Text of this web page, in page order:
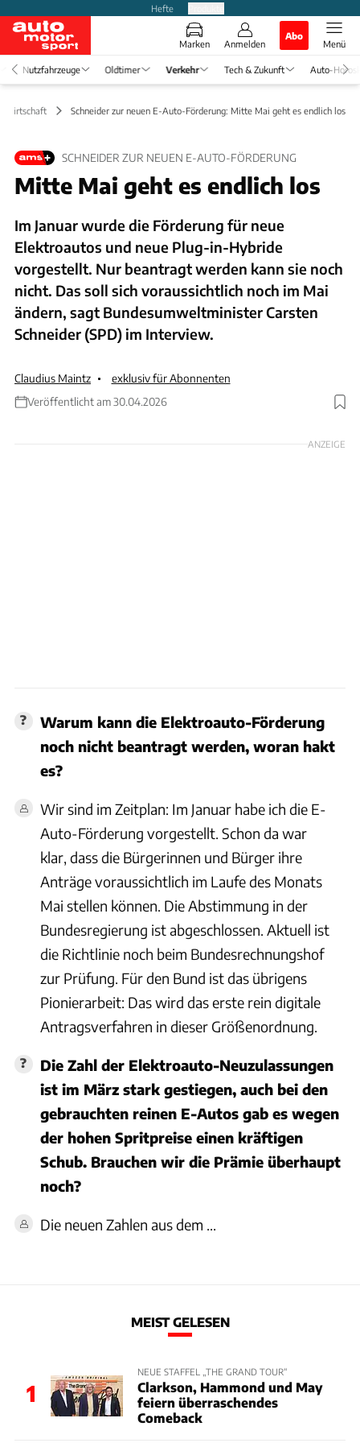
Hefte
Marken Anmelden
Abo
Menü
Nutzfahrzeuge Oldtimer Verkehr Tech & Zukunft Auto-
Wirtschaft Schneider zur neuen E-Auto-Förderung: Mitte Mai geht es endlich los
SCHNEIDER ZUR NEUEN E-AUTO-FÖRDERUNG
Mitte Mai geht es endlich los
Im Januar wurde die Förderung für neue
Elektroautos und neue Plug-in-Hybride
vorgestellt. Nur beantragt werden kann sie noch
nicht. Das soll sich voraussichtlich noch im Mai
ändern, sagt Bundesumweltminister Carsten
Schneider (SPD) im Interview.
Claudius Maintz
exklusiv für Abonnenten
Veröffentlicht am 30.04.2026
Foto: Harald Almonat
ANZEIGE
Warum kann die Elektroauto-Förderung
noch nicht beantragt werden, woran hakt
es?
Wir sind im Zeitplan: Im Januar habe ich die E-
Auto-Förderung vorgestellt. Schon da war
klar, dass die Bürgerinnen und Bürger ihre
Anträge voraussichtlich im Laufe des Monats
Mai stellen können. Die Abstimmung in der
Bundesregierung ist abgeschlossen. Aktuell ist
die Richtlinie noch beim Bundesrechnungshof
zur Prüfung. Für den Bund ist das übrigens
Pionierarbeit: Das wird das erste rein digitale
Antragsverfahren in dieser Größenordnung.
Die Zahl der Elektroauto-Neuzulassungen
ist im März stark gestiegen, auch bei den
gebrauchten reinen E-Autos gab es wegen
der hohen Spritpreise einen kräftigen
Schub. Brauchen wir die Prämie überhaupt
noch?
Die neuen Zahlen aus dem ...
MEIST GELESEN
1
NEUE STAFFEL „THE GRAND TOUR“
Clarkson, Hammond und May
feiern überraschendes
Comeback